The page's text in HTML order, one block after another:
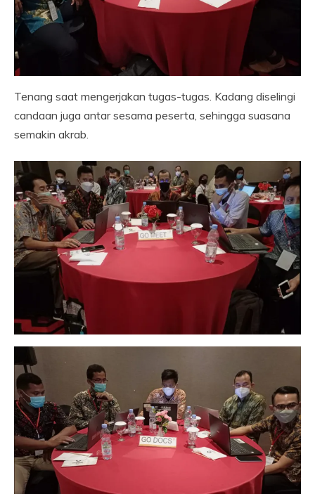
Tenang saat mengerjakan tugas-tugas. Kadang diselingi
candaan juga antar sesama peserta, sehingga suasana
semakin akrab.